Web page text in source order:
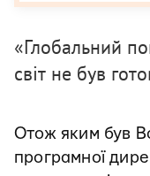
«Глобальний
світ не був
Отож яким був
програмної